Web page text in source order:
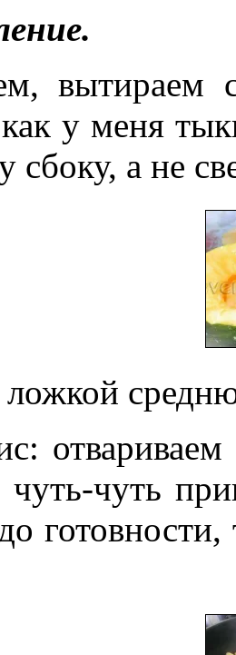
вытираем
у меня
сбоку, а не
чуть